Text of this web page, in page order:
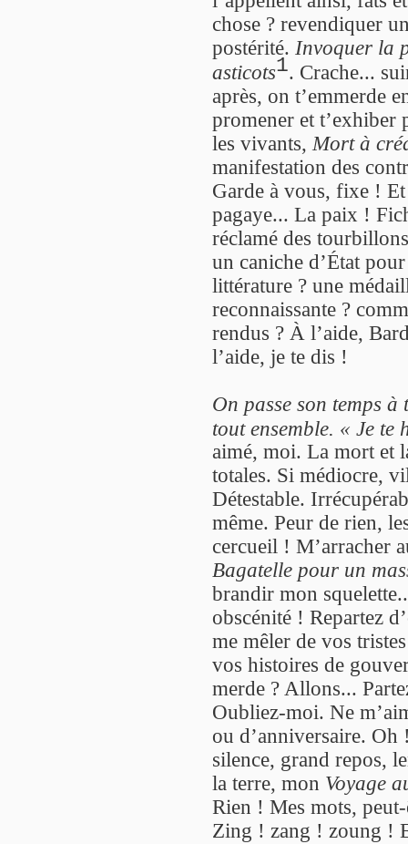
chose ? revendiquer
postérité. Invoquer la
asticots1. Crache...
après, on t’emmerde
promener et t’exhiber
les vivants, Mort à
manifestation des
Garde à vous, fixe !
pagaye... La paix !
réclamé des
un caniche d’État
littérature ? une
reconnaissante ?
rendus ? À l’aide,
l’aide, je te dis !
On passe son temps
tout ensemble. « Je te
aimé, moi. La mort et
totales. Si médiocre,
Détestable.
même. Peur de rien,
cercueil ! M’arracher
Bagatelle pour un
brandir mon
obscénité ! Repartez
me mêler de vos
vos histoires de
merde ? Allons...
Oubliez-moi. Ne
ou d’anniversaire.
silence, grand repos,
la terre, mon Voyage
Rien ! Mes mots,
Zing ! zang ! zoung !